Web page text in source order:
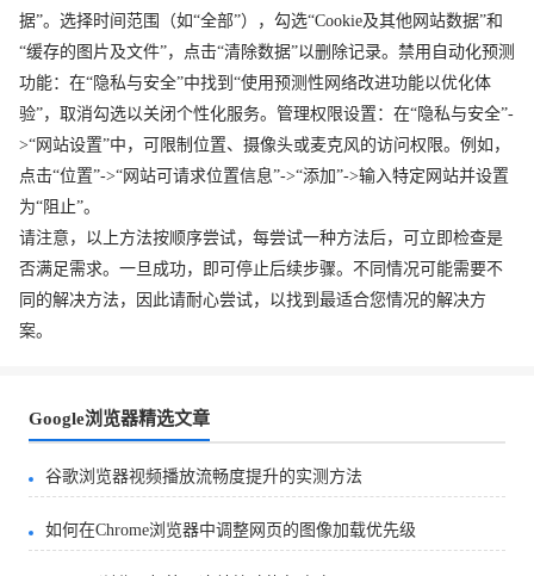
据”。选择时间范围（如“全部”），勾选“Cookie及其他网站数据”和
“缓存的图片及文件”，点击“清除数据”以删除记录。禁用自动化预测
功能：在“隐私与安全”中找到“使用预测性网络改进功能以优化体
验”，取消勾选以关闭个性化服务。管理权限设置：在“隐私与安全”-
>“网站设置”中，可限制位置、摄像头或麦克风的访问权限。例如，
点击“位置”->“网站可请求位置信息”->“添加”->输入特定网站并设置
为“阻止”。
请注意，以上方法按顺序尝试，每尝试一种方法后，可立即检查是
否满足需求。一旦成功，即可停止后续步骤。不同情况可能需要不
同的解决方法，因此请耐心尝试，以找到最适合您情况的解决方
案。
Google浏览器精选文章
谷歌浏览器视频播放流畅度提升的实测方法
如何在Chrome浏览器中调整网页的图像加载优先级